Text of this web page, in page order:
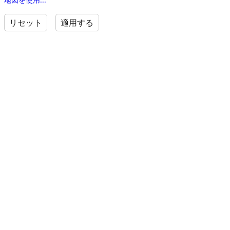
リセット 適用する